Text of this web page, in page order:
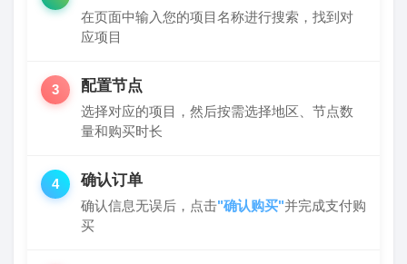
在页面中输入您的项目名称进行搜索，找到对
应项目
3 配置节点
选择对应的项目，然后按需选择地区、节点数
量和购买时长
4 确认订单
确认信息无误后，点击"确认购买"并完成支付购
买